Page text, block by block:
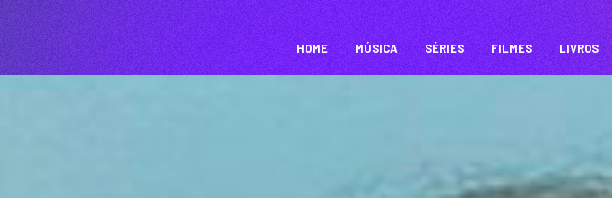
HOME MÚSICA SÉRIES FILMES LIVROS